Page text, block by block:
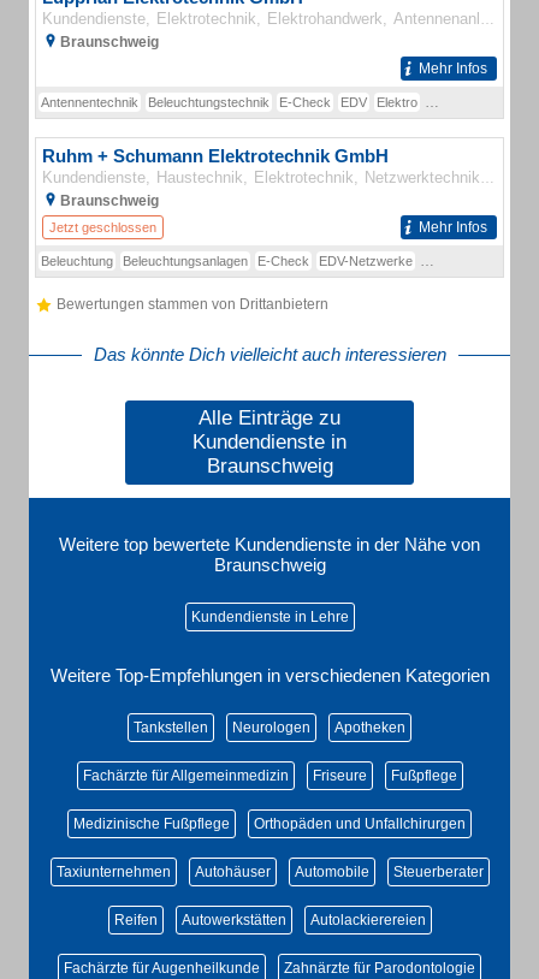
Kundendienste Elektrotechnik Elektrohandwerk Antennenanlagen
Braunschweig
Mehr Infos
Antennentechnik Beleuchtungstechnik E-Check EDV Elektro
Ruhm + Schumann Elektrotechnik GmbH
Kundendienste Haustechnik Elektrotechnik Netzwerktechnik
Braunschweig
Jetzt geschlossen Mehr Infos
Beleuchtung Beleuchtungsanlagen E-Check EDV-Netzwerke
Bewertungen stammen von Drittanbietern
Das könnte Dich vielleicht auch interessieren
Alle Einträge zu
Kundendienste in
Braunschweig
Weitere top bewertete Kundendienste in der Nähe von
Braunschweig
Kundendienste in Lehre
Weitere Top-Empfehlungen in verschiedenen Kategorien
Tankstellen Neurologen Apotheken
Fachärzte für Allgemeinmedizin Friseure Fußpflege
Medizinische Fußpflege Orthopäden und Unfallchirurgen
Taxiunternehmen Autohäuser Automobile Steuerberater
Reifen Autowerkstätten Autolackierereien
Fachärzte für Augenheilkunde Zahnärzte für Parodontologie